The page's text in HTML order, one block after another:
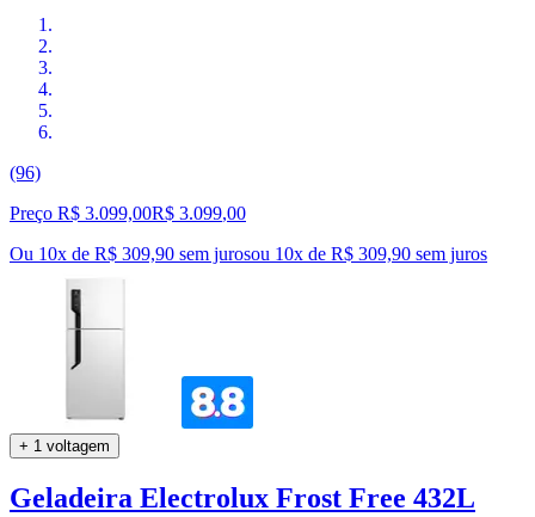
(96)
Preço R$ 3.099,00R$ 3.099,00
Ou 10x de R$ 309,90 sem jurosou 10x de R$ 309,90 sem juros
+ 1 voltagem
Geladeira Electrolux Frost Free 432L